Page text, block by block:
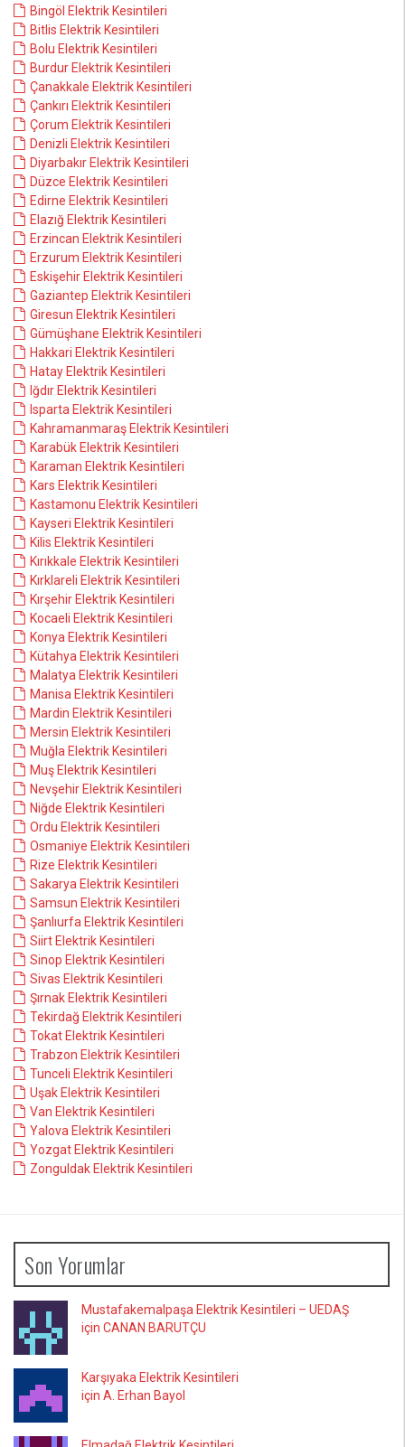
Bingöl Elektrik Kesintileri
Bitlis Elektrik Kesintileri
Bolu Elektrik Kesintileri
Burdur Elektrik Kesintileri
Çanakkale Elektrik Kesintileri
Çankırı Elektrik Kesintileri
Çorum Elektrik Kesintileri
Denizli Elektrik Kesintileri
Diyarbakır Elektrik Kesintileri
Düzce Elektrik Kesintileri
Edirne Elektrik Kesintileri
Elazığ Elektrik Kesintileri
Erzincan Elektrik Kesintileri
Erzurum Elektrik Kesintileri
Eskişehir Elektrik Kesintileri
Gaziantep Elektrik Kesintileri
Giresun Elektrik Kesintileri
Gümüşhane Elektrik Kesintileri
Hakkari Elektrik Kesintileri
Hatay Elektrik Kesintileri
Iğdır Elektrik Kesintileri
Isparta Elektrik Kesintileri
Kahramanmaraş Elektrik Kesintileri
Karabük Elektrik Kesintileri
Karaman Elektrik Kesintileri
Kars Elektrik Kesintileri
Kastamonu Elektrik Kesintileri
Kayseri Elektrik Kesintileri
Kilis Elektrik Kesintileri
Kırıkkale Elektrik Kesintileri
Kırklareli Elektrik Kesintileri
Kırşehir Elektrik Kesintileri
Kocaeli Elektrik Kesintileri
Konya Elektrik Kesintileri
Kütahya Elektrik Kesintileri
Malatya Elektrik Kesintileri
Manisa Elektrik Kesintileri
Mardin Elektrik Kesintileri
Mersin Elektrik Kesintileri
Muğla Elektrik Kesintileri
Muş Elektrik Kesintileri
Nevşehir Elektrik Kesintileri
Niğde Elektrik Kesintileri
Ordu Elektrik Kesintileri
Osmaniye Elektrik Kesintileri
Rize Elektrik Kesintileri
Sakarya Elektrik Kesintileri
Samsun Elektrik Kesintileri
Şanlıurfa Elektrik Kesintileri
Siirt Elektrik Kesintileri
Sinop Elektrik Kesintileri
Sivas Elektrik Kesintileri
Şırnak Elektrik Kesintileri
Tekirdağ Elektrik Kesintileri
Tokat Elektrik Kesintileri
Trabzon Elektrik Kesintileri
Tunceli Elektrik Kesintileri
Uşak Elektrik Kesintileri
Van Elektrik Kesintileri
Yalova Elektrik Kesintileri
Yozgat Elektrik Kesintileri
Zonguldak Elektrik Kesintileri
Son Yorumlar
Mustafakemalpaşa Elektrik Kesintileri – UEDAŞ
için CANAN BARUTÇU
Karşıyaka Elektrik Kesintileri
için A. Erhan Bayol